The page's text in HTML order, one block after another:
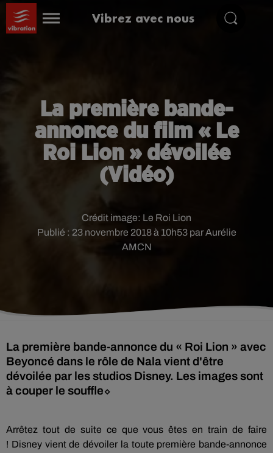
Vibrez avec nous
La première bande-
annonce du film « Le
Roi Lion » dévoilée
(Vidéo)
Publié : 23 novembre 2018 à 10h53 par Aurélie
AMCN
Crédit image: Le Roi Lion
La première bande-annonce du « Roi Lion » avec
Beyoncé dans le rôle de Nala vient d'être
dévoilée par les studios Disney. Les images sont
à couper le souffle⬦
Arrêtez tout de suite ce que vous êtes en train de faire
! Disney vient de dévoiler la toute première bande-annonce